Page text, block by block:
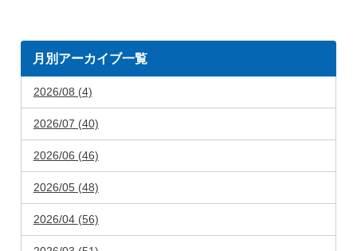
月別アーカイブ一覧
2026/08 (4)
2026/07 (40)
2026/06 (46)
2026/05 (48)
2026/04 (56)